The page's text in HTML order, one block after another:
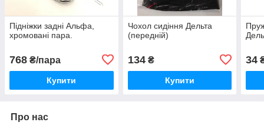
Підніжки задні Альфа,
хромовані пара.
768 ₴/пара
Купити
Чохол сидіння Дельта
(передній)
134₴
Купити
34
Про нас